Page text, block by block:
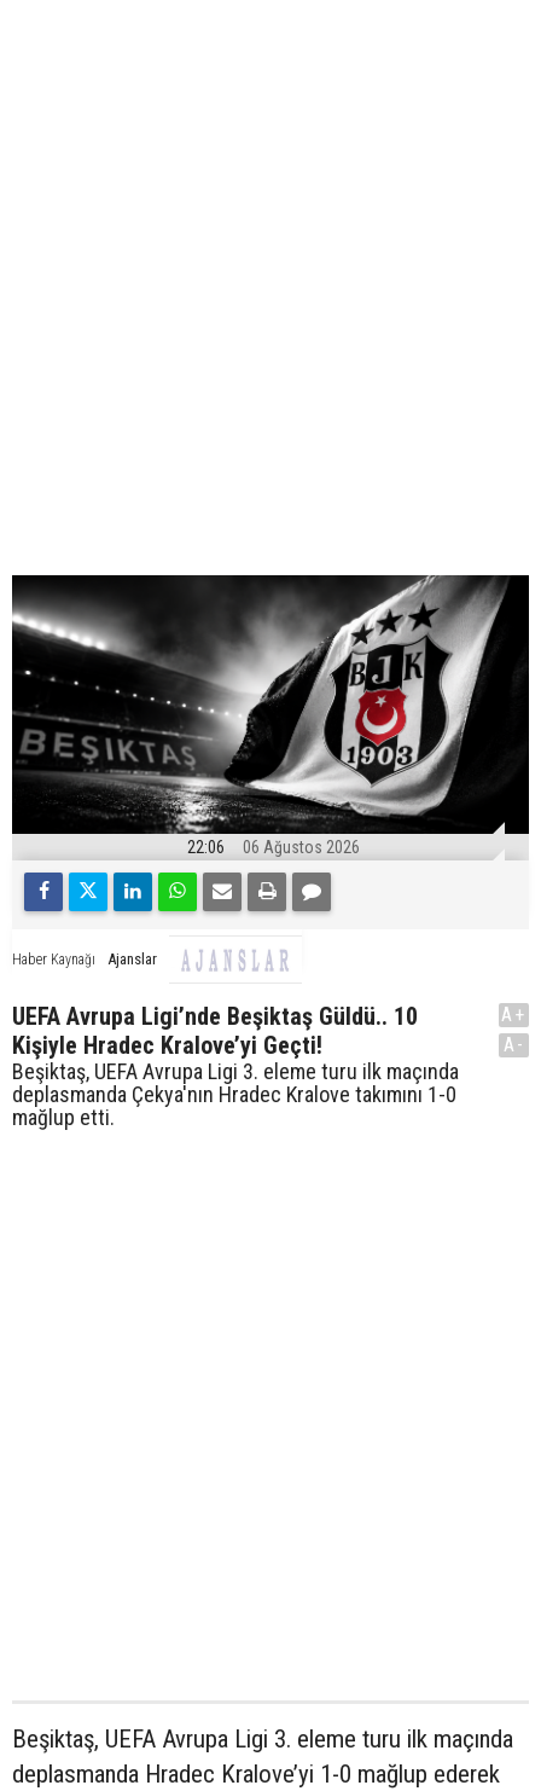
22:06 06 Ağustos 2026
Haber Kaynağı Ajanslar
UEFA Avrupa Ligi’nde Beşiktaş Güldü.. 10
Kişiyle Hradec Kralove’yi Geçti!
Beşiktaş, UEFA Avrupa Ligi 3. eleme turu ilk maçında
deplasmanda Çekya'nın Hradec Kralove takımını 1-0
mağlup etti.
A+
A-
Beşiktaş, UEFA Avrupa Ligi 3. eleme turu ilk maçında
deplasmanda Hradec Kralove’yi 1-0 mağlup ederek